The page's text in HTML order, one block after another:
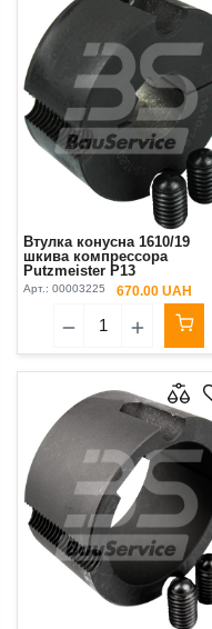
Втулка конусна 1610/19
шкива компрессора
Putzmeister P13
Арт.: 00003225 670.00 UAH